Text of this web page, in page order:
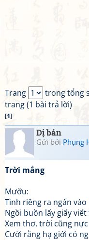
Trang
trong tổng
trang (1 bài trả lời)
[1]
Dị bản
Gửi bởi Phụng
Trời mắng
Mưỡu:
Tình riêng ra ngẩn vào
Ngồi buồn lấy giấy
Xem thơ, trời cũng
Cười rằng hạ giới có